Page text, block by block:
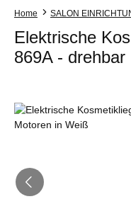
Home SALON
Elektrische
869A -
Bildergalerie überspringen